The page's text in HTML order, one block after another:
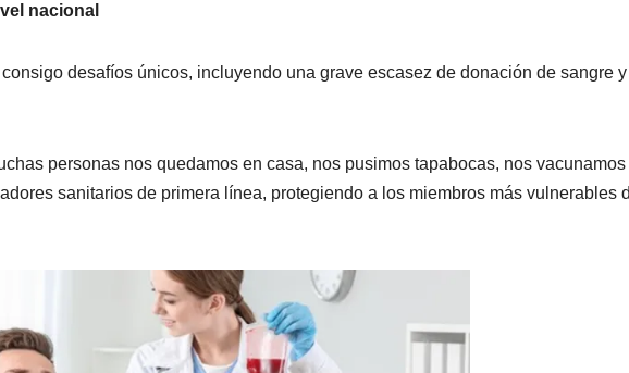
nacional
desafíos únicos, incluyendo una grave escasez de donación de sangre y
personas nos quedamos en casa, nos pusimos tapabocas, nos vacunamos
sanitarios de primera línea, protegiendo a los miembros más vulnerables